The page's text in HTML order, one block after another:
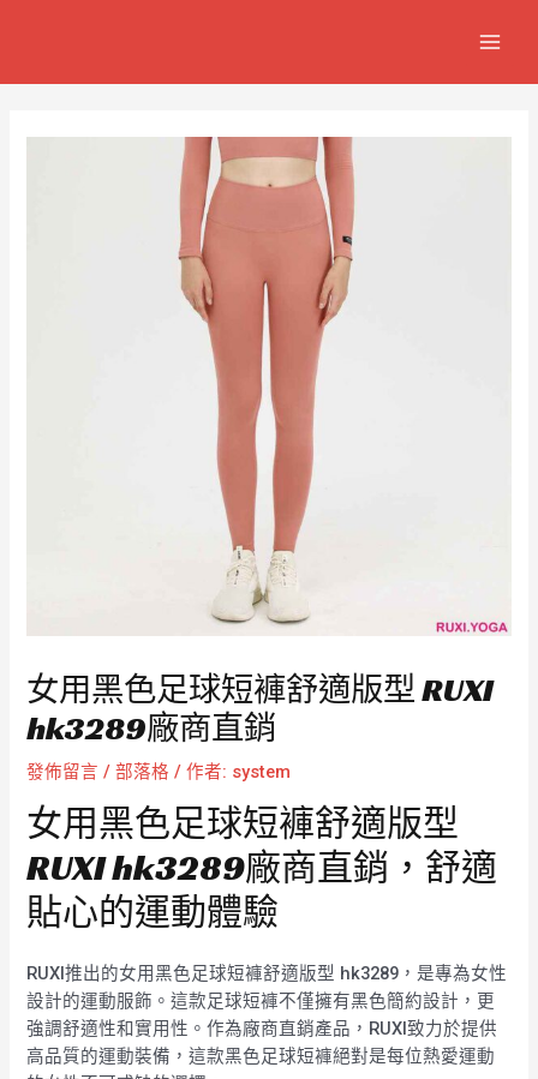
女用黑色足球短褲舒適版型 RUXI
hk3289廠商直銷
發佈留言 /部落格 / 作者: system
女用黑色足球短褲舒適版型
RUXI hk3289廠商直銷，舒適
貼心的運動體驗
RUXI推出的女用黑色足球短褲舒適版型 hk3289，是專為女性
設計的運動服飾。這款足球短褲不僅擁有黑色簡約設計，更
強調舒適性和實用性。作為廠商直銷產品，RUXI致力於提供
高品質的運動裝備，這款黑色足球短褲絕對是每位熱愛運動